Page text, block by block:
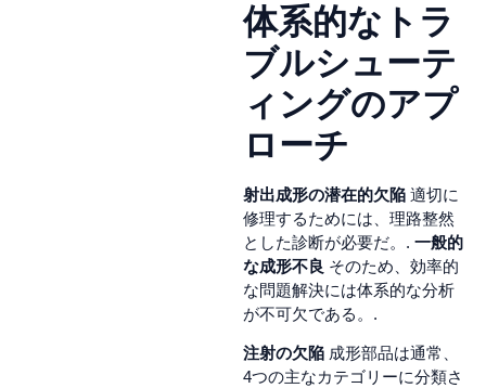
体系的なトラ
ブルシューテ
ィングのアプ
ローチ
射出成形の潜在的欠陥 適切に
修理するためには、理路整然
とした診断が必要だ。. 一般的
な成形不良 そのため、効率的
な問題解決には体系的な分析
が不可欠である。.
注射の欠陥 成形部品は通常、
4つの主なカテゴリーに分類さ